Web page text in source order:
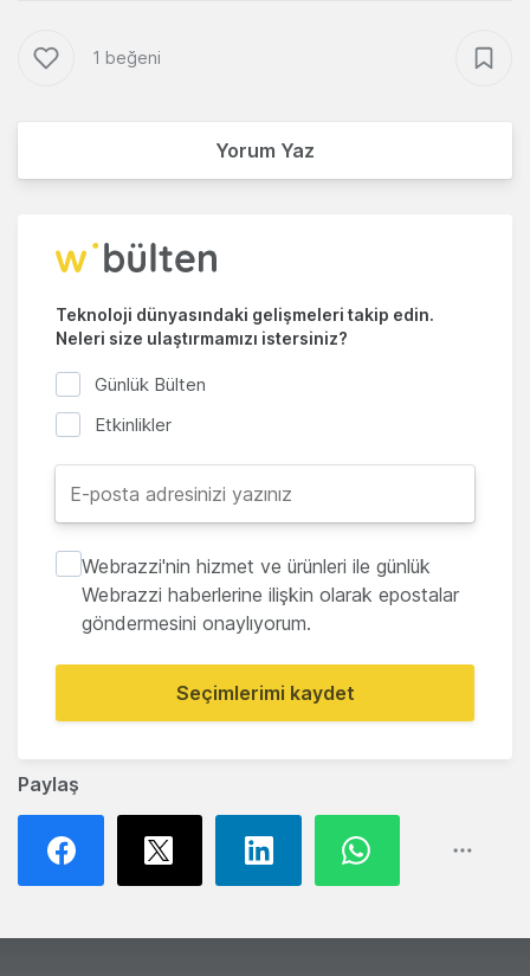
Paylaş
1 beğeni
Yorum Yaz
Teknoloji dünyasındaki gelişmeleri takip edin.
Neleri size ulaştırmamızı istersiniz?
Günlük Bülten
Etkinlikler
Webrazzi'nin hizmet ve ürünleri ile günlük
Webrazzi haberlerine ilişkin olarak epostalar
göndermesini onaylıyorum.
Seçimlerimi kaydet